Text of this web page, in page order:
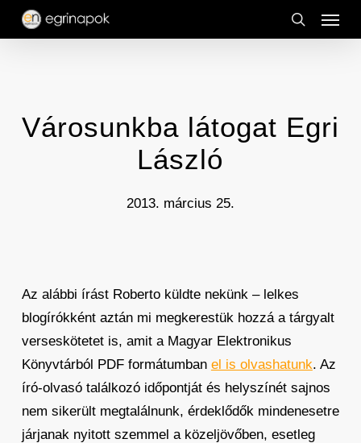
Skip
search
Menu
Városunkba látogat Egri
László
2013. március 25.
Az alábbi írást Roberto küldte nekünk – lelkes
blogírókként aztán mi megkerestük hozzá a tárgyalt
verseskötetet is, amit a Magyar Elektronikus
Könyvtárból PDF formátumban el is olvashatunk. Az
író-olvasó találkozó időpontját és helyszínét sajnos
nem sikerült megtalálnunk, érdeklődők mindenesetre
járjanak nyitott szemmel a közeljövőben, esetleg